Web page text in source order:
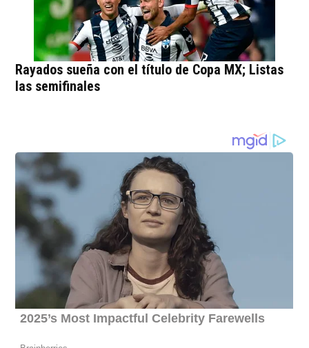
Rayados sueña con el título de Copa MX; Listas
las semifinales